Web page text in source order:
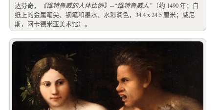
达芬奇， 《维特鲁威的人体比例》--“维特鲁威人”（约 1490 年；白
纸上的金属笔尖、钢笔和墨水、水彩润色，34.4 x 24.5 厘米；威尼
斯，阿卡德米亚美术馆）。